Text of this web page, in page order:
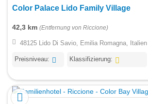
Color Palace Lido Family Village
42,3 km (Entfernung von Riccione)
48125 Lido Di Savio, Emilia Romagna, Italien
Preisniveau: Klassifizierung: